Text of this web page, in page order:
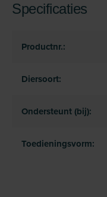
Specificaties
Productnr.:
Diersoort:
Ondersteunt (bij):
Toedieningsvorm: